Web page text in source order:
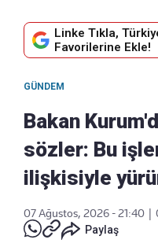
Linke Tıkla,
Favorilerine Ekle!
GÜNDEM
Bakan
sözler: Bu
ilişkisiyle
07 Ağustos, 2026 - 21:40
Paylaş